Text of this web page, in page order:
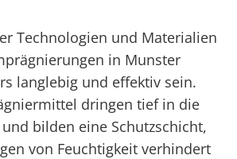
Technologien und Materialien
in Munster
langlebig und effektiv sein.
dringen tief in die
bilden eine Schutzschicht,
von Feuchtigkeit verhindert